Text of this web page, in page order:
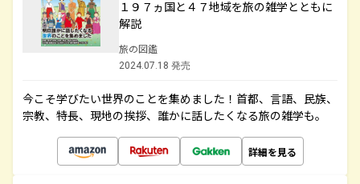
１９７ヵ国と４７地域を旅の雑学とともに
解説
旅の図鑑
2024.07.18 発売
今こそ学びたい世界のことを集めました！首都、言語、民族、
宗教、特長、現地の挨拶、誰かに話したくなる旅の雑学も。
詳細を見る